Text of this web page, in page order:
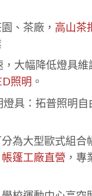
、茶廠， 高山茶
大幅降低燈具
照明 。
具：拓普照明
為大型歐式組合
帳篷工廠直營 ，